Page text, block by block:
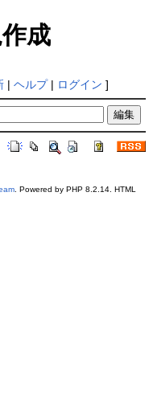
成
| ヘルプ| ログイン ]
. Powered by PHP 8.2.14. HTML